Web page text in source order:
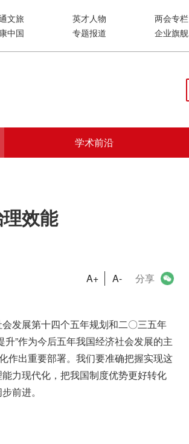
文旅 英才人物 两会专栏
中国 专题报道 企业旗舰
学术前沿
效能
A+ A- 分享
发展第十四个五年规划和二〇三五年
”作为今后五年我国经济社会发展的主
作出重要部署。我们要准确把握实现这
力现代化，把我国制度优势更好转化
前进。